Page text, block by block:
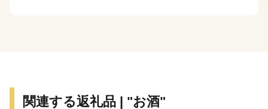
関連する返礼品 | "お酒"